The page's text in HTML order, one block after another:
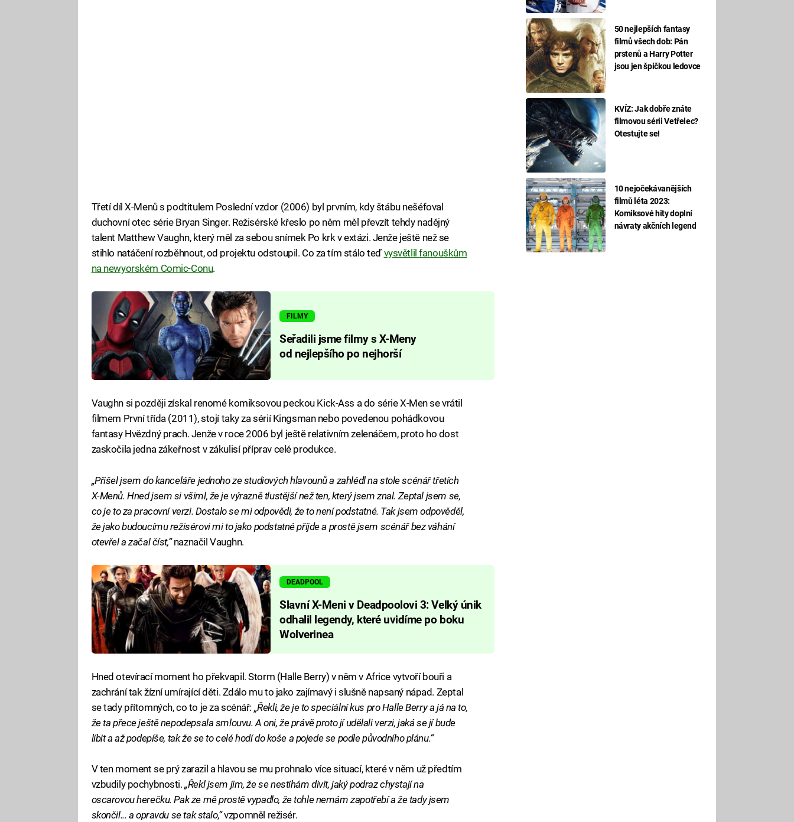
50 nejlepších fantasy
filmů všech dob: Pán
prstenů a Harry Potter
jsou jen špičkou ledovce
KVÍZ: Jak dobře znáte
filmovou sérii Vetřelec?
Otestujte se!
10 nejočekávanějších
filmů léta 2023:
Komiksové hity doplní
návraty akčních legend
Třetí díl X-Menů s podtitulem Poslední vzdor (2006) byl prvním, kdy štábu nešéfoval
duchovní otec série Bryan Singer. Režisérské křeslo po něm měl převzít tehdy nadějný
talent Matthew Vaughn, který měl za sebou snímek Po krk v extázi. Jenže ještě než se
stihlo natáčení rozběhnout, od projektu odstoupil. Co za tím stálo teď vysvětlil fanouškům
na newyorském Comic-Conu.
FILMY
Seřadili jsme filmy s X-Meny
od nejlepšího po nejhorší
Vaughn si později získal renomé komiksovou peckou Kick-Ass a do série X-Men se vrátil
filmem První třída (2011), stojí taky za sérií Kingsman nebo povedenou pohádkovou
fantasy Hvězdný prach. Jenže v roce 2006 byl ještě relativním zelenáčem, proto ho dost
zaskočila jedna zákeřnost v zákulisí příprav celé produkce.
„Přišel jsem do kanceláře jednoho ze studiových hlavounů a zahlédl na stole scénář třetích
X-Menů. Hned jsem si všiml, že je výrazně tlustější než ten, který jsem znal. Zeptal jsem se,
co je to za pracovní verzi. Dostalo se mi odpovědi, že to není podstatné. Tak jsem odpověděl,
že jako budoucímu režisérovi mi to jako podstatné přijde a prostě jsem scénář bez váhání
otevřel a začal číst,“naznačil Vaughn.
DEADPOOL
Slavní X-Meni v Deadpoolovi 3: Velký únik
odhalil legendy, které uvidíme po boku
Wolverinea
Hned otevírací moment ho překvapil. Storm (Halle Berry) v něm v Africe vytvoří bouři a
zachrání tak žízní umírající děti. Zdálo mu to jako zajímavý i slušně napsaný nápad. Zeptal
se tady přítomných, co to je za scénář: „Řekli, že je to speciální kus pro Halle Berry a já na to,
že ta přece ještě nepodepsala smlouvu. A oni, že právě proto jí udělali verzi, jaká se jí bude
líbit a až podepíše, tak že se to celé hodí do koše a pojede se podle původního plánu.“
V ten moment se prý zarazil a hlavou se mu prohnalo více situací, které v něm už předtím
vzbudily pochybnosti.„Řekl jsem jim, že se nestíhám divit, jaký podraz chystají na
oscarovou herečku. Pak ze mě prostě vypadlo, že tohle nemám zapotřebí a že tady jsem
skončil... a opravdu se tak stalo,“vzpomněl režisér.